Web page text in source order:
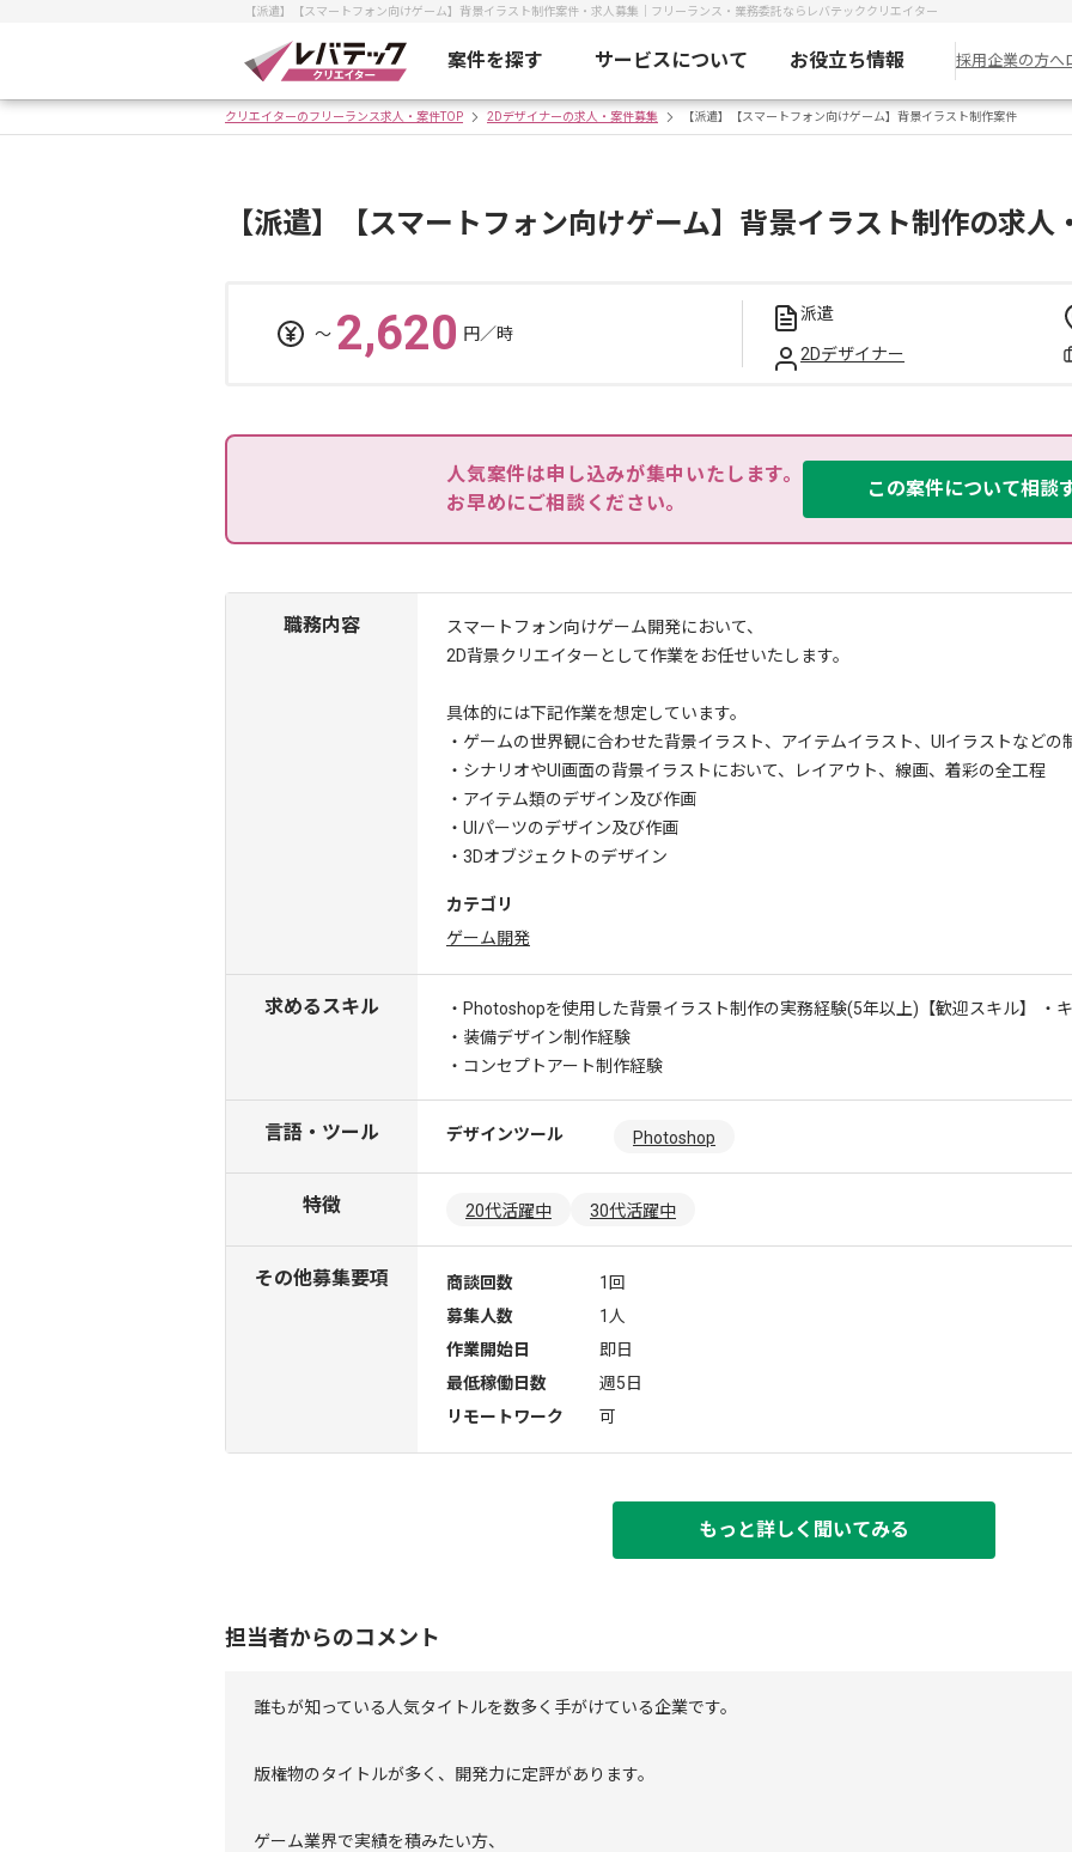
【派遣】【スマートフォン向けゲーム】背景イラスト制作案件・求人募集｜フリーランス・業務委託ならレバテッククリエイター
案件を探す サービスについて お役立ち情報 採用企業の方へ
クリエイターのフリーランス求人・案件TOP 2Dデザイナーの求人・案件募集 【派遣】【スマートフォン向けゲーム】背景イラスト制作案件
【派遣】【スマートフォン向けゲーム】背景イラスト制作の求人
〜 2,620 円／時
派遣
2Dデザイナー
人気案件は申し込みが集中いたします。
お早めにご相談ください。
この案件について相談
職務内容
スマートフォン向けゲーム開発において、
2D背景クリエイターとして作業をお任せいたします。
具体的には下記作業を想定しています。
・ゲームの世界観に合わせた背景イラスト、アイテムイラスト、UIイラストなどの
・シナリオやUI画面の背景イラストにおいて、レイアウト、線画、着彩の全工程
・アイテム類のデザイン及び作画
・UIパーツのデザイン及び作画
・3Dオブジェクトのデザイン
カテゴリ
ゲーム開発
求めるスキル ・Photoshopを使用した背景イラスト制作の実務経験(5年以上) 【歓迎スキル】 ・
・装備デザイン制作経験
・コンセプトアート制作経験
言語・ツール デザインツール Photoshop
特徴 20代活躍中 30代活躍中
その他募集要項 商談回数
1回
募集人数
1人
作業開始日
即日
最低稼働日数
週5日
リモートワーク
可
もっと詳しく聞いてみる
担当者からのコメント
誰もが知っている人気タイトルを数多く手がけている企業です。
版権物のタイトルが多く、開発力に定評があります。
ゲーム業界で実績を積みたい方、